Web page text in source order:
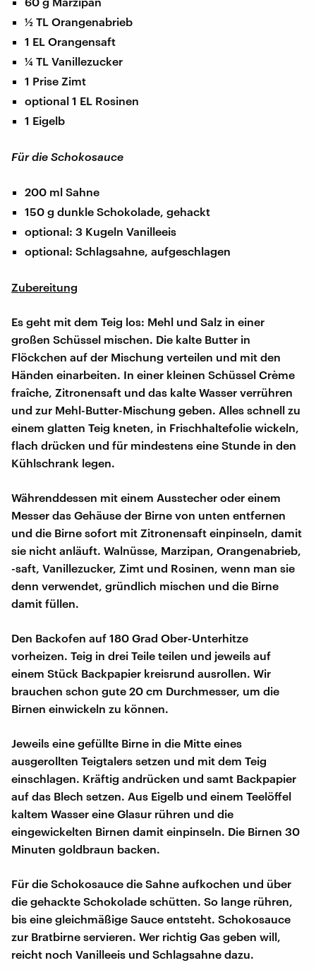
½ TL Orangenabrieb
1 EL Orangensaft
¼ TL Vanillezucker
1 Prise Zimt
optional 1 EL Rosinen
1 Eigelb
Für die Schokosauce
200 ml Sahne
150 g dunkle Schokolade, gehackt
optional: 3 Kugeln Vanilleeis
optional: Schlagsahne, aufgeschlagen
Zubereitung
Es geht mit dem Teig los: Mehl und Salz in einer
großen Schüssel mischen. Die kalte Butter in
Flöckchen auf der Mischung verteilen und mit den
Händen einarbeiten. In einer kleinen Schüssel Crème
fraîche, Zitronensaft und das kalte Wasser verrühren
und zur Mehl-Butter-Mischung geben. Alles schnell zu
einem glatten Teig kneten, in Frischhaltefolie wickeln,
flach drücken und für mindestens eine Stunde in den
Kühlschrank legen.
Währenddessen mit einem Ausstecher oder einem
Messer das Gehäuse der Birne von unten entfernen
und die Birne sofort mit Zitronensaft einpinseln, damit
sie nicht anläuft. Walnüsse, Marzipan, Orangenabrieb,
-saft, Vanillezucker, Zimt und Rosinen, wenn man sie
denn verwendet, gründlich mischen und die Birne
damit füllen.
Den Backofen auf 180 Grad Ober-Unterhitze
vorheizen. Teig in drei Teile teilen und jeweils auf
einem Stück Backpapier kreisrund ausrollen. Wir
brauchen schon gute 20 cm Durchmesser, um die
Birnen einwickeln zu können.
Jeweils eine gefüllte Birne in die Mitte eines
ausgerollten Teigtalers setzen und mit dem Teig
einschlagen. Kräftig andrücken und samt Backpapier
auf das Blech setzen. Aus Eigelb und einem Teelöffel
kaltem Wasser eine Glasur rühren und die
eingewickelten Birnen damit einpinseln. Die Birnen 30
Minuten goldbraun backen.
Für die Schokosauce die Sahne aufkochen und über
die gehackte Schokolade schütten. So lange rühren,
bis eine gleichmäßige Sauce entsteht. Schokosauce
zur Bratbirne servieren. Wer richtig Gas geben will,
reicht noch Vanilleeis und Schlagsahne dazu.